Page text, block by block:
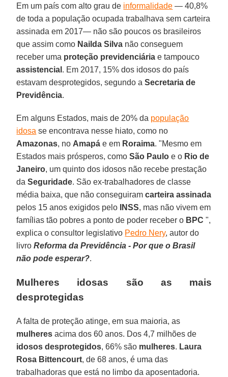
Em um país com alto grau de informalidade — 40,8%
de toda a população ocupada trabalhava sem carteira
assinada em 2017— não são poucos os brasileiros
que assim como Nailda Silva não conseguem
receber uma proteção previdenciária e tampouco
assistencial . Em 2017, 15% dos idosos do país
estavam desprotegidos, segundo a Secretaria de
Previdência.
Em alguns Estados, mais de 20% da população
idosa se encontrava nesse hiato, como no
Amazonas, no Amapá e em Roraima. "Mesmo em
Estados mais prósperos, comoSão Paulo e o Rio de
Janeiro, um quinto dos idosos não recebe prestação
daSeguridade. São ex-trabalhadores de classe
média baixa, que não conseguiramcarteira assinada
pelos 15 anos exigidos pelo
INSS, mas não vivem em
famílias tão pobres a ponto de poder receber o BPC ",
explica o consultor legislativo Pedro Nery, autor do
livroReforma da Previdência - Por que o Brasil
não pode esperar?.
Mulheres idosas são as mais
desprotegidas
A falta de proteção atinge, em sua maioria, as
mulheres acima dos 60 anos. Dos 4,7 milhões de
idosos desprotegidos, 66% são mulheres. Laura
Rosa Bittencourt, de 68 anos, é uma das
trabalhadoras que está no limbo da aposentadoria.